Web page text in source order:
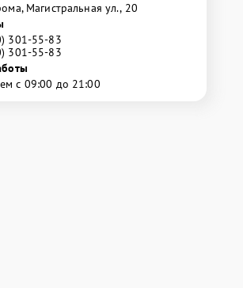
Магистральная ул., 20
301-55-83
301-55-83
с 09:00 до 21:00